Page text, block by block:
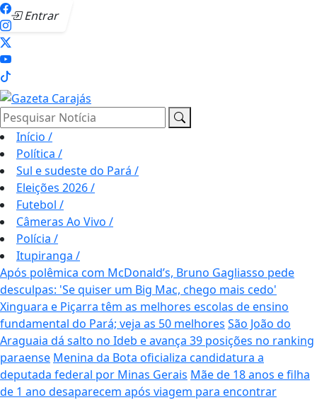
Entrar
Pesquisar Notícia
Início /
Política /
Sul e sudeste do Pará /
Eleições 2026/
Futebol /
Câmeras Ao Vivo /
Polícia /
Itupiranga /
Após polêmica com McDonald’s, Bruno Gagliasso pede
desculpas: 'Se quiser um Big Mac, chego mais cedo'
Xinguara e Piçarra têm as melhores escolas de ensino
fundamental do Pará; veja as 50 melhores São João do
Araguaia dá salto no Ideb e avança 39 posições no ranking
paraense Menina da Bota oficializa candidatura a
deputada federal por Minas Gerais Mãe de 18 anos e filha
de 1 ano desaparecem após viagem para encontrar